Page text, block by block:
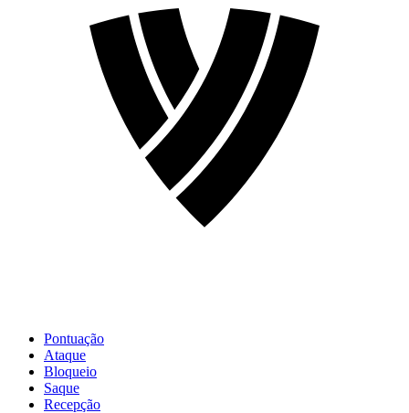
Pontuação
Ataque
Bloqueio
Saque
Recepção